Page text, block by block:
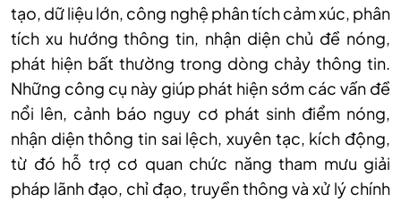
tạo, dữ liệu lớn, công nghệ phân tích cảm xúc, phân
tích xu hướng thông tin, nhận diện chủ đề nóng,
phát hiện bất thường trong dòng chảy thông tin.
Những công cụ này giúp phát hiện sớm các vấn đề
nổi lên, cảnh báo nguy cơ phát sinh điểm nóng,
nhận diện thông tin sai lệch, xuyên tạc, kích động,
từ đó hỗ trợ cơ quan chức năng tham mưu giải
pháp lãnh đạo, chỉ đạo, truyền thông và xử lý chính